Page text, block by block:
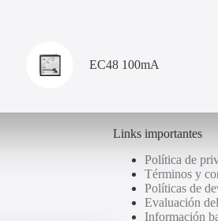
EC48 100mA
Links importantes
Política de
Términos y
Políticas de
Evaluación
Información